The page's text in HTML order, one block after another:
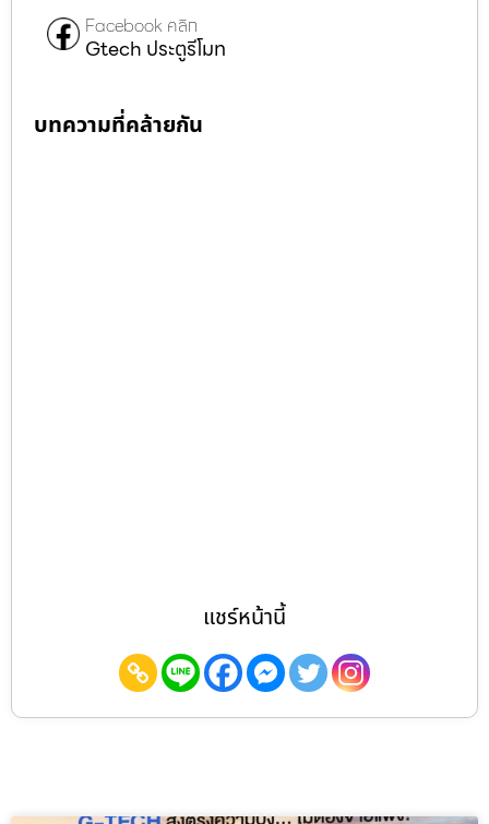
Facebook คลิก
Gtech ประตูรีโมท
บทความที่คล้ายกัน
แชร์หน้านี้